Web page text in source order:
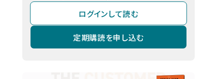
ログインして読む
定期購読を申し込む